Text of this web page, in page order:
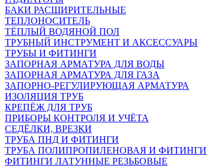
БАКИ РАСШИРИТЕЛЬНЫЕ
ТЕПЛОНОСИТЕЛЬ
ТЁПЛЫЙ ВОДЯНОЙ ПОЛ
ТРУБНЫЙ ИНСТРУМЕНТ И АКСЕССУАРЫ
ТРУБЫ И ФИТИНГИ
ЗАПОРНАЯ АРМАТУРА ДЛЯ ВОДЫ
ЗАПОРНАЯ АРМАТУРА ДЛЯ ГАЗА
ЗАПОРНО-РЕГУЛИРУЮЩАЯ АРМАТУРА
ИЗОЛЯЦИЯ ТРУБ
КРЕПЁЖ ДЛЯ ТРУБ
ПРИБОРЫ КОНТРОЛЯ И УЧЁТА
СЕДЁЛКИ, ВРЕЗКИ
ТРУБА ПНД И ФИТИНГИ
ТРУБА ПОЛИПРОПИЛЕНОВАЯ И ФИТИНГИ
ФИТИНГИ ЛАТУННЫЕ РЕЗЬБОВЫЕ